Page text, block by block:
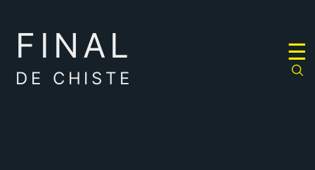
FINAL
DE CHISTE
☰